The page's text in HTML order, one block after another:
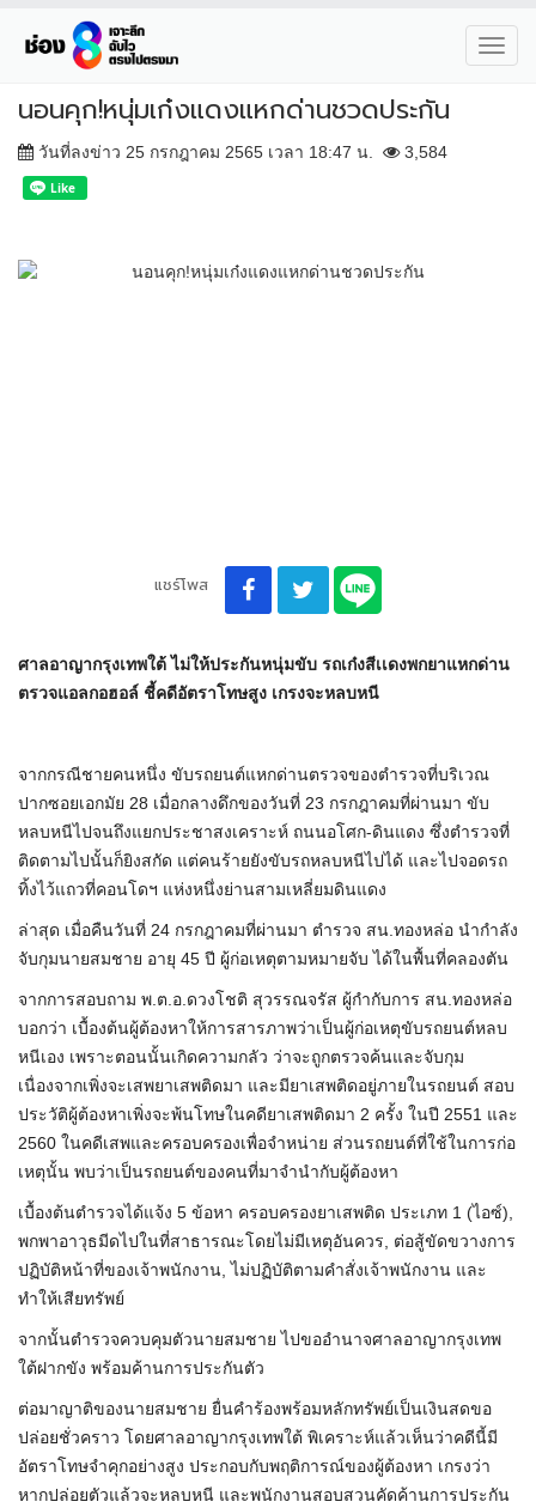
นอนคุก!หนุ่มเก๋งแดงแหกด่านชวดประกัน
วันที่ลงข่าว 25 กรกฎาคม 2565 เวลา 18:47 น. 3,584
แชร์โพส
ศาลอาญากรุงเทพใต้ ไม่ให้ประกันหนุ่มขับ รถเก๋งสีเเดงพกยาแหกด่าน
ตรวจแอลกอฮอล์ ชี้คดีอัตราโทษสูง เกรงจะหลบหนี
จากกรณีชายคนหนึ่ง ขับรถยนต์แหกด่านตรวจของตำรวจที่บริเวณ
ปากซอยเอกมัย 28 เมื่อกลางดึกของวันที่ 23 กรกฎาคมที่ผ่านมา ขับ
หลบหนีไปจนถึงแยกประชาสงเคราะห์ ถนนอโศก-ดินแดง ซึ่งตำรวจที่
ติดตามไปนั้นก็ยิงสกัด แต่คนร้ายยังขับรถหลบหนีไปได้ และไปจอดรถ
ทิ้งไว้แถวที่คอนโดฯ แห่งหนึ่งย่านสามเหลี่ยมดินแดง
ล่าสุด เมื่อคืนวันที่ 24 กรกฎาคมที่ผ่านมา ตำรวจ สน.ทองหล่อ นำกำลัง
จับกุมนายสมชาย อายุ 45 ปี ผู้ก่อเหตุตามหมายจับ ได้ในพื้นที่คลองตัน
จากการสอบถาม พ.ต.อ.ดวงโชติ สุวรรณจรัส ผู้กำกับการ สน.ทองหล่อ
บอกว่า เบื้องต้นผู้ต้องหาให้การสารภาพว่าเป็นผู้ก่อเหตุขับรถยนต์หลบ
หนีเอง เพราะตอนนั้นเกิดความกลัว ว่าจะถูกตรวจค้นและจับกุม
เนื่องจากเพิ่งจะเสพยาเสพติดมา และมียาเสพติดอยู่ภายในรถยนต์ สอบ
ประวัติผู้ต้องหาเพิ่งจะพ้นโทษในคดียาเสพติดมา 2 ครั้ง ในปี 2551 และ
2560 ในคดีเสพและครอบครองเพื่อจำหน่าย ส่วนรถยนต์ที่ใช้ในการก่อ
เหตุนั้น พบว่าเป็นรถยนต์ของคนที่มาจำนำกับผู้ต้องหา
เบื้องต้นตำรวจได้แจ้ง 5 ข้อหา ครอบครองยาเสพติด ประเภท 1 (ไอซ์),
พกพาอาวุธมีดไปในที่สาธารณะโดยไม่มีเหตุอันควร, ต่อสู้ขัดขวางการ
ปฏิบัติหน้าที่ของเจ้าพนักงาน, ไม่ปฏิบัติตามคำสั่งเจ้าพนักงาน และ
ทำให้เสียทรัพย์
จากนั้นตำรวจควบคุมตัวนายสมชาย ไปขออำนาจศาลอาญากรุงเทพ
ใต้ฝากขัง พร้อมค้านการประกันตัว
ต่อมาญาติของนายสมชาย ยื่นคำร้องพร้อมหลักทรัพย์เป็นเงินสดขอ
ปล่อยชั่วคราว โดยศาลอาญากรุงเทพใต้ พิเคราะห์แล้วเห็นว่าคดีนี้มี
อัตราโทษจำคุกอย่างสูง ประกอบกับพฤติการณ์ของผู้ต้องหา เกรงว่า
หากปล่อยตัวแล้วจะหลบหนี และพนักงานสอบสวนคัดค้านการประกัน